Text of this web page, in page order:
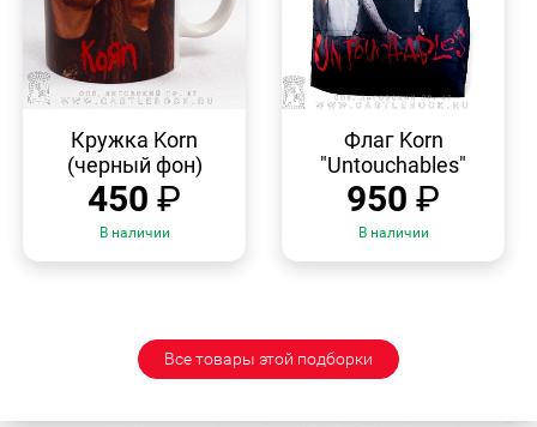
ПРОСМОТР
Кружка Korn
(черный фон)
450 ₽
В наличии
ПРОСМОТР
Флаг Korn
"Untouchables"
950 ₽
В наличии
Все товары этой подборки